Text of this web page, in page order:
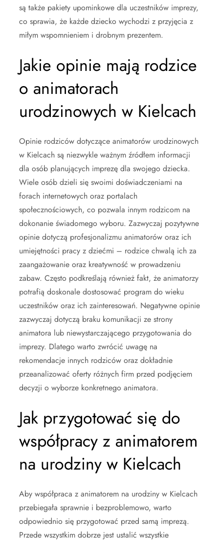
są także pakiety upominkowe dla uczestników imprezy,
co sprawia, że każde dziecko wychodzi z przyjęcia z
miłym wspomnieniem i drobnym prezentem.
Jakie opinie mają rodzice
o animatorach
urodzinowych w Kielcach
Opinie rodziców dotyczące animatorów urodzinowych
w Kielcach są niezwykle ważnym źródłem informacji
dla osób planujących imprezę dla swojego dziecka.
Wiele osób dzieli się swoimi doświadczeniami na
forach internetowych oraz portalach
społecznościowych, co pozwala innym rodzicom na
dokonanie świadomego wyboru. Zazwyczaj pozytywne
opinie dotyczą profesjonalizmu animatorów oraz ich
umiejętności pracy z dziećmi – rodzice chwalą ich za
zaangażowanie oraz kreatywność w prowadzeniu
zabaw. Często podkreślają również fakt, że animatorzy
potrafią doskonale dostosować program do wieku
uczestników oraz ich zainteresowań. Negatywne opinie
zazwyczaj dotyczą braku komunikacji ze strony
animatora lub niewystarczającego przygotowania do
imprezy. Dlatego warto zwrócić uwagę na
rekomendacje innych rodziców oraz dokładnie
przeanalizować oferty różnych firm przed podjęciem
decyzji o wyborze konkretnego animatora.
Jak przygotować się do
współpracy z animatorem
na urodziny w Kielcach
Aby współpraca z animatorem na urodziny w Kielcach
przebiegała sprawnie i bezproblemowo, warto
odpowiednio się przygotować przed samą imprezą.
Przede wszystkim dobrze jest ustalić wszystkie